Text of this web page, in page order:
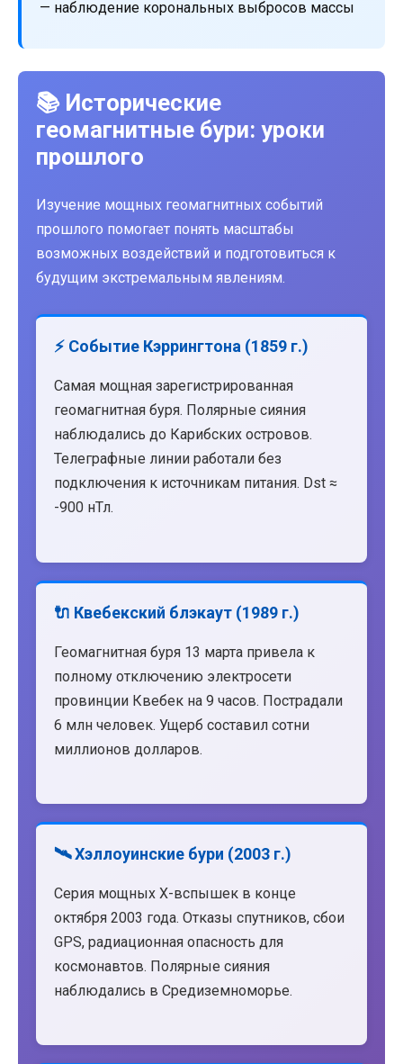
— наблюдение корональных выбросов массы
📚 Исторические
геомагнитные бури: уроки
прошлого
Изучение мощных геомагнитных событий
прошлого помогает понять масштабы
возможных воздействий и подготовиться к
будущим экстремальным явлениям.
⚡ Событие Кэррингтона (1859 г.)
Самая мощная зарегистрированная
геомагнитная буря. Полярные сияния
наблюдались до Карибских островов.
Телеграфные линии работали без
подключения к источникам питания. Dst ≈
-900 нТл.
🔌 Квебекский блэкаут (1989 г.)
Геомагнитная буря 13 марта привела к
полному отключению электросети
провинции Квебек на 9 часов. Пострадали
6 млн человек. Ущерб составил сотни
миллионов долларов.
🛰️ Хэллоуинские бури (2003 г.)
Серия мощных X-вспышек в конце
октября 2003 года. Отказы спутников, сбои
GPS, радиационная опасность для
космонавтов. Полярные сияния
наблюдались в Средиземноморье.